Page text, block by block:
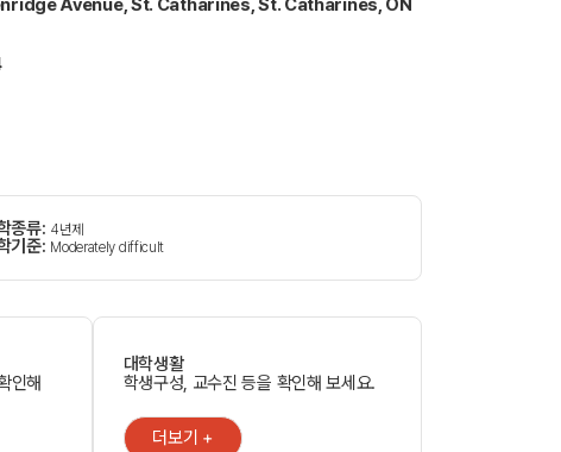
Avenue, St. Catharines, St. Catharines, ON
종류: 4년제
기준: Moderately difficult
인해
대학생활
학생구성, 교수진 등을 확인해 보세요.
더보기 +